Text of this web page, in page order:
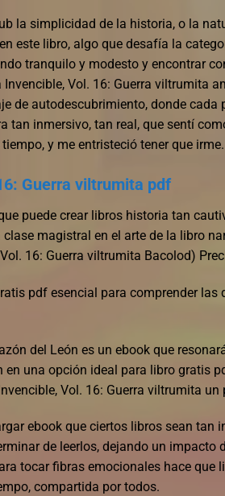
la simplicidad de la historia, o la
este libro, algo que desafía la
tranquilo y modesto y encontrar
Vol. 16: Guerra viltrumita
de autodescubrimiento, donde
tan inmersivo, tan real, que sentí
y me entristeció tener que irme.
Guerra viltrumita pdf
puede crear libros historia tan
magistral en el arte de la libro
16: Guerra viltrumita Bacolod)
pdf esencial para comprender
del León es un ebook que
en una opción ideal para libro gratis
Vol. 16: Guerra viltrumita un
ebook que ciertos libros sean tan
de leerlos, dejando un impacto
tocar fibras emocionales hace que
compartida por todos.